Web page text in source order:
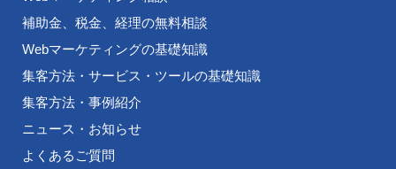
補助金、税金、経理の無料相談
Webマーケティングの基礎知識
集客方法・サービス・ツールの基礎知識
集客方法・事例紹介
ニュース・お知らせ
よくあるご質問